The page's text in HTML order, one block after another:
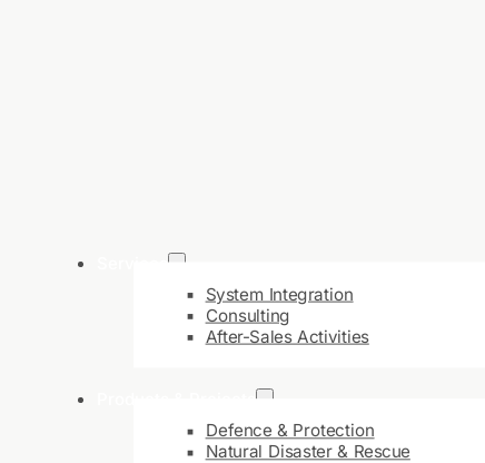
Services
System Integration
Consulting
After-Sales Activities
Products & Projects
Defence & Protection
Natural Disaster & Rescue